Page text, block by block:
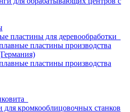
пластины для деревообработки
пластины производства
пластины производства
для кромкооблицовочных станков